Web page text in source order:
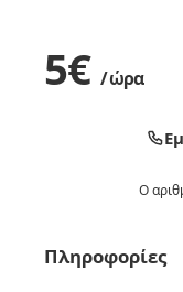
5€ / ώρα
Ο
Πληροφορίες